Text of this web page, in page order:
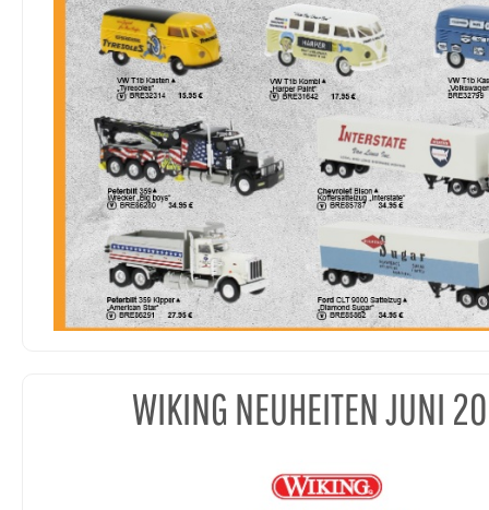
WIKING NEUHEITEN JUNI